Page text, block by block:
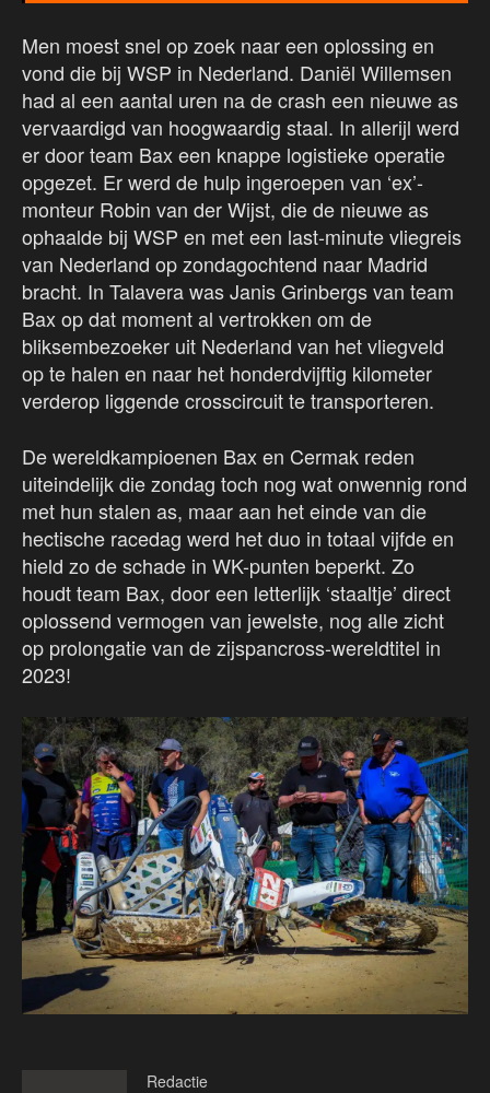
Men moest snel op zoek naar een oplossing en
vond die bij WSP in Nederland. Daniël Willemsen
had al een aantal uren na de crash een nieuwe as
vervaardigd van hoogwaardig staal. In allerijl werd
er door team Bax een knappe logistieke operatie
opgezet. Er werd de hulp ingeroepen van ‘ex’-
monteur Robin van der Wijst, die de nieuwe as
ophaalde bij WSP en met een last-minute vliegreis
van Nederland op zondagochtend naar Madrid
bracht. In Talavera was Janis Grinbergs van team
Bax op dat moment al vertrokken om de
bliksembezoeker uit Nederland van het vliegveld
op te halen en naar het honderdvijftig kilometer
verderop liggende crosscircuit te transporteren.
De wereldkampioenen Bax en Cermak reden
uiteindelijk die zondag toch nog wat onwennig rond
met hun stalen as, maar aan het einde van die
hectische racedag werd het duo in totaal vijfde en
hield zo de schade in WK-punten beperkt. Zo
houdt team Bax, door een letterlijk ‘staaltje’ direct
oplossend vermogen van jewelste, nog alle zicht
op prolongatie van de zijspancross-wereldtitel in
2023!
Redactie